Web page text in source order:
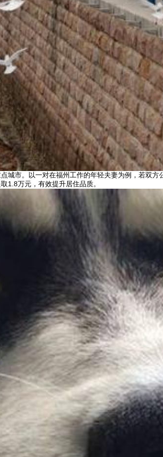
城市。以一对在福州工作的年轻夫妻为例，若双
1.8万元，有效提升居住品质。